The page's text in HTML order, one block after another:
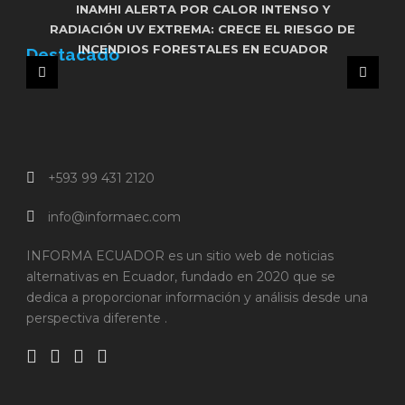
Destacado
INAMHI ALERTA POR CALOR INTENSO Y
RADIACIÓN UV EXTREMA: CRECE EL RIESGO DE
INCENDIOS FORESTALES EN ECUADOR
FUNCIONARIO DEL MUNICIPIO DE MANTA FUE
ASESINADO EN ATAQUE ARMADO
FRENTE DE IZQUIERDA ENCABEZADO POR
UNIDAD POPULAR RESPALDARÁ LA REELECCIÓN
DE PABEL MUÑOZ EN QUITO
+593 99 431 2120
info@informaec.com
INFORMA ECUADOR es un sitio web de noticias
alternativas en Ecuador, fundado en 2020 que se
dedica a proporcionar información y análisis desde una
perspectiva diferente .